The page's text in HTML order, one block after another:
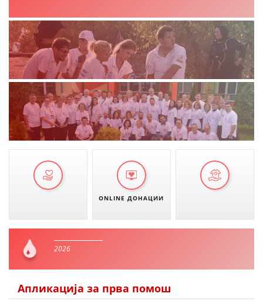
БРОШУРИ
ПОСТЕРИ
ПРЕЗЕНТАЦИИ
ONLINE ДОНАЦИИ
2026
Апликација за прва помош